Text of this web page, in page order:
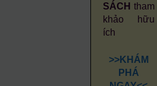
SÁCH tham
khảo hữu
ích
>>KHÁM
PHÁ